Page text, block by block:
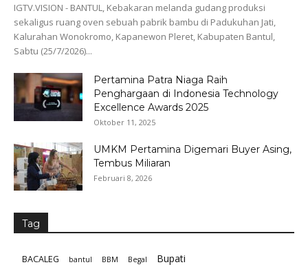
IGTV.VISION - BANTUL, Kebakaran melanda gudang produksi
sekaligus ruang oven sebuah pabrik bambu di Padukuhan Jati,
Kalurahan Wonokromo, Kapanewon Pleret, Kabupaten Bantul,
Sabtu (25/7/2026)...
Pertamina Patra Niaga Raih
Penghargaan di Indonesia Technology
Excellence Awards 2025
Oktober 11, 2025
UMKM Pertamina Digemari Buyer Asing,
Tembus Miliaran
Februari 8, 2026
Tag
BACALEG bantul BBM Begal Bupati